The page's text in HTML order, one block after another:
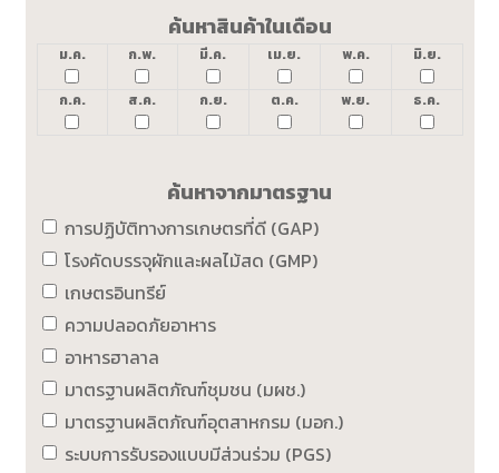
ค้นหาสินค้าในเดือน
ม.ค. ก.พ. มี.ค. เม.ย. พ.ค. มิ.ย.
ก.ค. ส.ค. ก.ย. ต.ค. พ.ย. ธ.ค.
ค้นหาจากมาตรฐาน
การปฏิบัติทางการเกษตรที่ดี (GAP)
โรงคัดบรรจุผักและผลไม้สด (GMP)
เกษตรอินทรีย์
ความปลอดภัยอาหาร
อาหารฮาลาล
มาตรฐานผลิตภัณฑ์ชุมชน (มผช.)
มาตรฐานผลิตภัณฑ์อุตสาหกรม (มอก.)
ระบบการรับรองแบบมีส่วนร่วม (PGS)